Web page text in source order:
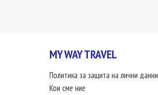
MY WAY TRAVEL
Политика за защита на лични данни
Кои сме ние